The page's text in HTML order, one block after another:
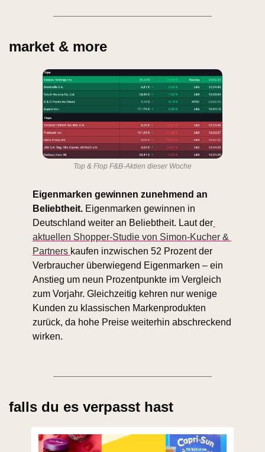
market & more
Top & Flop F&B-Aktien dieser Woche
Eigenmarken gewinnen zunehmend an
Beliebtheit. Eigenmarken gewinnen in
Deutschland weiter an Beliebtheit. Laut der
aktuellen Shopper-Studie von Simon-Kucher &
Partners kaufen inzwischen 52 Prozent der
Verbraucher überwiegend Eigenmarken – ein
Anstieg um neun Prozentpunkte im Vergleich
zum Vorjahr. Gleichzeitig kehren nur wenige
Kunden zu klassischen Markenprodukten
zurück, da hohe Preise weiterhin abschreckend
wirken.
falls du es verpasst hast